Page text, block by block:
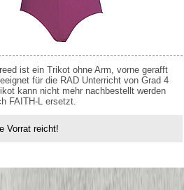
ist ein Trikot ohne Arm, vorne gerafft
für die RAD Unterricht von Grad 4
kann nicht mehr nachbestellt werden
FAITH-L ersetzt.
Vorrat reicht!